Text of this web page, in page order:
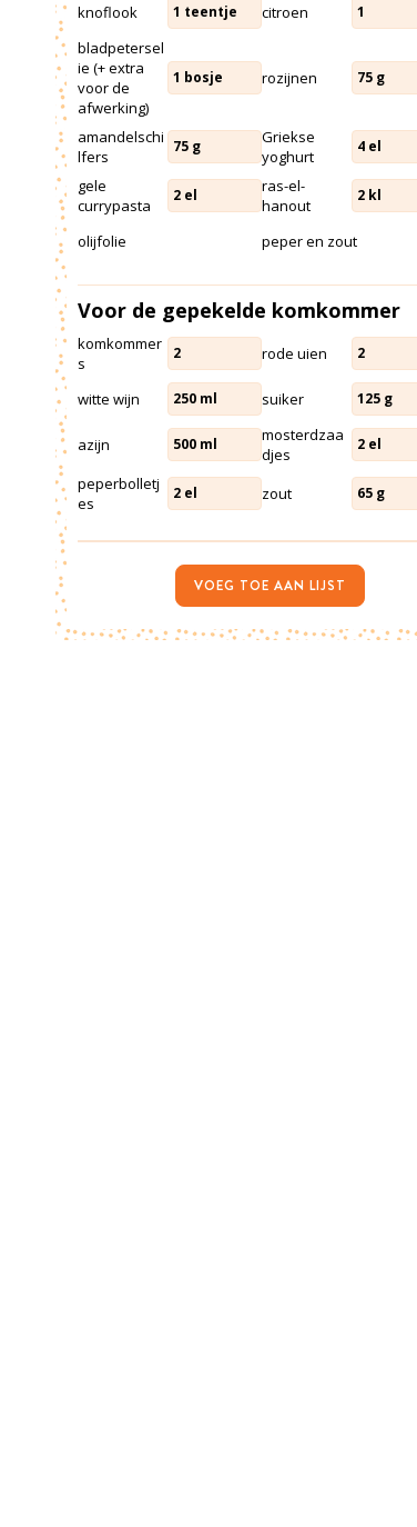
knoflook 1 teentje citroen 1
bladpetersel
ie (+ extra
voor de
afwerking)
1 bosje rozijnen 75 g
amandelschi
lfers
75 g
Griekse
yoghurt
4 el
gele
currypasta
2 el
ras-el-
hanout
2 kl
olijfolie peper en zout
Voor de gepekelde komkommer
komkommer
s
2 rode uien 2
witte wijn 250 ml suiker 125 g
azijn 500 ml
mosterdzaa
djes
2 el
peperbolletj
es
2 el zout 65 g
VOEG TOE AAN LIJST